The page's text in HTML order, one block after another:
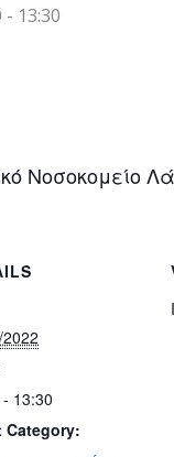
- 13:30
Νοσοκομείο
13:30
Category: